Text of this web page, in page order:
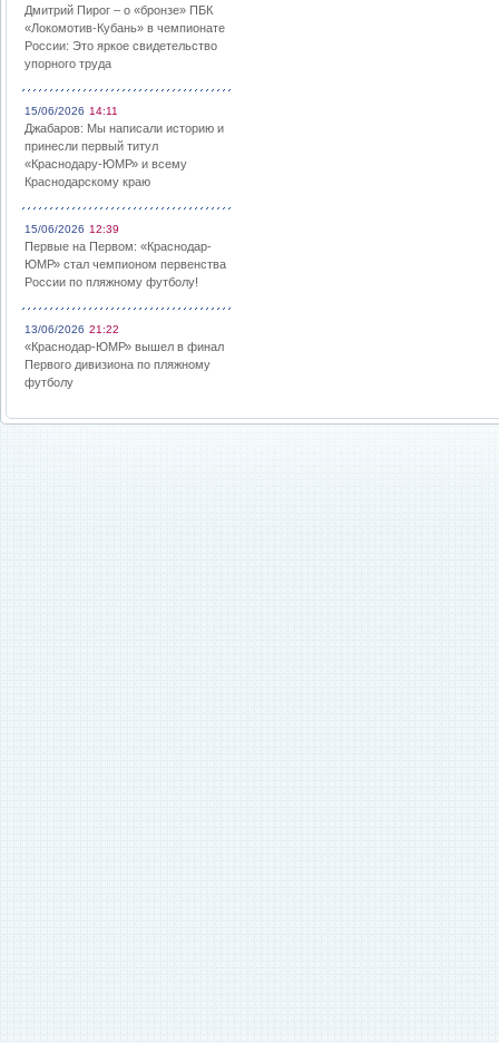
Дмитрий Пирог – о «бронзе» ПБК
«Локомотив-Кубань» в чемпионате
России: Это яркое свидетельство
упорного труда
15/06/2026 14:11
Джабаров: Мы написали историю и
принесли первый титул
«Краснодару-ЮМР» и всему
Краснодарскому краю
15/06/2026 12:39
Первые на Первом: «Краснодар-
ЮМР» стал чемпионом первенства
России по пляжному футболу!
13/06/2026 21:22
«Краснодар-ЮМР» вышел в финал
Первого дивизиона по пляжному
футболу